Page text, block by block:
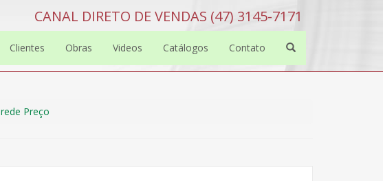
CANAL DIRETO DE VENDAS (47) 3145-7171
Clientes Obras Videos Catálogos Contato
Preço